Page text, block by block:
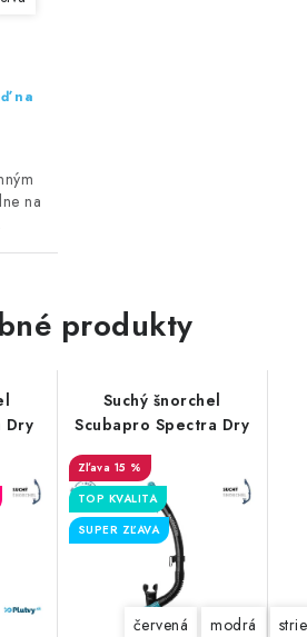
na
na
produkty
Dry
Suchý šnorchel
Scubapro Spectra Dry
15 %
TOP KVALITA
SUPER ZĽAVA
červená modrá